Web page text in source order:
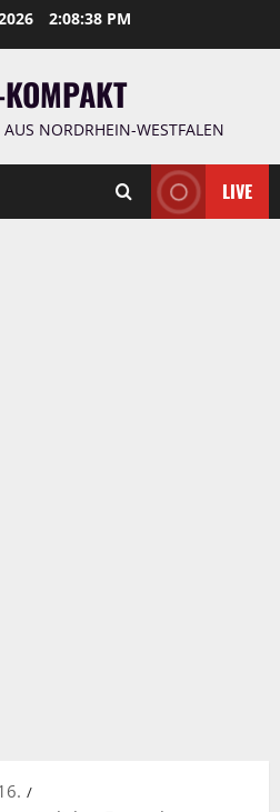
2:08:39 PM
NORDRHEIN-WESTFALEN
LIVE